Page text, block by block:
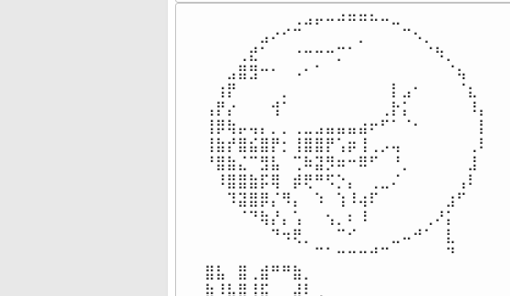
⠀⠀⠀⠀⠀⠀⠀⠀⢀⣠⡤⠤⠴⠶⠶⠦⠤⣀⠀⠀⠀⠀⠀⠀⠀⠀
⠀⠀⠀⠀⠀⣠⠔⠊⠉⠀⠀⠀⠀⠀⡀⠀⠀⠀⠉⠢⡀⠀⠀⠀⠀⠀
⠀⠀⠀⢀⣞⠁⠀⠀⠐⠒⠒⠒⡉⠁⠀⠀⠀⠀⠀⠀⠈⠳⡀⠀⠀⠀
⠀⠀⣠⣿⣻⠒⠂⠀⠠⠂⠁⠀⠀⠀⠀⠀⠀⠀⠀⠀⠀⠀⠈⢦⠀⠀
⠀⢰⡟⠀⠀⠀⠀⡀⠀⠀⠀⠀⠀⠀⠀⠀⠀⡇⣠⠂⠀⠀⠀⠈⣆⠀
⢠⡟⡔⠀⠀⠀⢺⠁⠀⠀⠀⠀⠀⠀⠀⠀⢀⡗⡅⠀⠀⠀⠀⠀⠸⡄
⢸⡿⢷⡤⢤⡄⡀⡀⢀⣀⣠⣤⣤⣤⣴⠖⠋⠁⠈⠂⠀⠀⠀⠀⠀⡇
⢸⣷⡞⣿⣮⣿⡟⡂⢸⣿⣿⡟⢡⡶⢸⢀⡠⢤⠀⠀⠀⠀⠀⠀⢀⠇
⠘⣿⣷⣌⠉⣻⣧⠀⢉⠷⣽⡻⠶⠒⠿⠋⠀⠘⡀⠀⠀⠀⠀⠀⣸⠀
⠀⠸⣿⣿⣷⡯⢿⠀⡾⢟⠛⠫⡑⡄⠀⢀⣀⠌⠀⠀⠀⠀⠀⢠⠇⠀
⠀⠀⠹⣽⣿⡿⡌⠻⡄⠀⠱⠀⢱⠸⢴⠏⠀⠀⠀⠀⠀⠀⣰⠋⠀⠀
⠀⠀⠀⠈⠙⢷⡜⡄⢡⠀⠀⢢⡀⠆⠸⠀⠀⠀⠀⠀⢀⠜⡅⠀⠀⠀
⠀⠀⠀⠀⠀⠀⠙⠲⢟⡀⠀⠀⠉⠊⠀⠀⠀⣀⠤⠚⠁⠀⣇⠀⠀⠀
⠀⠀⠀⠀⠀⠀⠀⠀⠀⠀⠉⠁⠒⠒⠒⠚⠉⠀⠀⠀⠀⠀⠙⠀⠀⠀
⣿⣧⠀⣿⢀⣾⠛⠛⣷⡀⠀⠀⠀⠀⠀⠀⠀⠀⠀⠀⠀⠀⠀⠀⠀⠀
⣷⠸⣧⣿⢸⣯⠀⠀⣼⠇⢀⠀⠀⠀⠀⠀⠀⠀⠀⠀⠀⠀⠀⠀⠀⠀